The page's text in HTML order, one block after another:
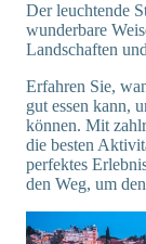
Der leuchtende
wunderbare
Landschaften
Erfahren Sie,
gut essen kann,
können. Mit
die besten
perfektes
den Weg, um